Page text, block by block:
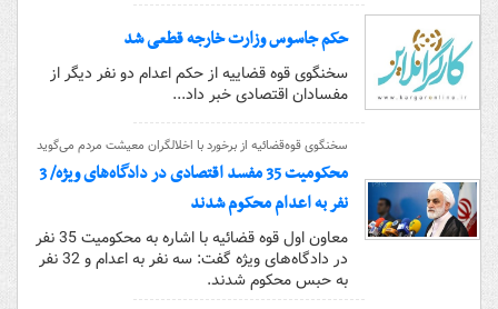
حکم جاسوس وزارت خارجه قطعی شد
سخنگوی قوه قضاییه از حکم اعدام دو نفر دیگر از
مفسادان اقتصادی خبر داد...
سخنگوی قوه‌قضائیه از برخورد با اخلالگران معیشت مردم ‌می‌گوید
محکومیت 35 مفسد اقتصادی در دادگاه‌های ویژه/ 3
نفر به اعدام محکوم شدند
معاون اول قوه قضائیه با اشاره به محکومیت 35 نفر
در دادگاه‌های ویژه گفت: سه نفر به اعدام و 32 نفر
به حبس محکوم شدند.